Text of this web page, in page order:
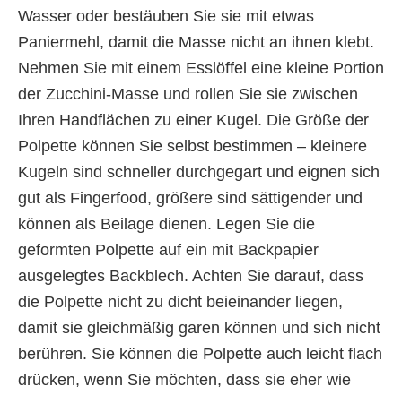
Wasser oder bestäuben Sie sie mit etwas
Paniermehl, damit die Masse nicht an ihnen klebt.
Nehmen Sie mit einem Esslöffel eine kleine Portion
der Zucchini-Masse und rollen Sie sie zwischen
Ihren Handflächen zu einer Kugel. Die Größe der
Polpette können Sie selbst bestimmen – kleinere
Kugeln sind schneller durchgegart und eignen sich
gut als Fingerfood, größere sind sättigender und
können als Beilage dienen. Legen Sie die
geformten Polpette auf ein mit Backpapier
ausgelegtes Backblech. Achten Sie darauf, dass
die Polpette nicht zu dicht beieinander liegen,
damit sie gleichmäßig garen können und sich nicht
berühren. Sie können die Polpette auch leicht flach
drücken, wenn Sie möchten, dass sie eher wie